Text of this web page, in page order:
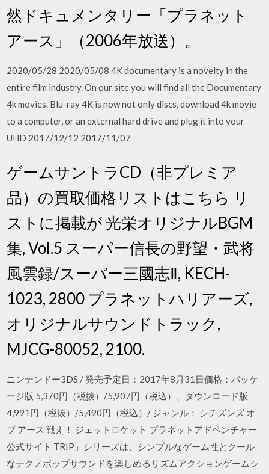
然ドキュメンタリー「プラネット
アース」（2006年放送）。
2020/05/28 2020/05/08 4K documentary is a novelty in the
entire film industry. On our site you will find all the Documentary
4k movies. Blu-ray 4K is now not only discs, download 4k movie
to a computer, or an external hard drive and plug it into your
UHD 2017/12/12 2017/11/07
ゲームサントラCD（非プレミア
品）の買取価格リストはこちら リ
ストに掲載が 光栄オリジナルBGM
集, Vol.5 スーパー信長の野望・武将
風雲録/スーパー三國志Ⅱ, KECH-
1023, 2800 プラネットハリアーズ,
オリジナルサウンドトラック,
MJCG-80052, 2100.
ニンテンドー3DS / 発売予定日：2017年8月31日価格：パッケ
ージ版 5,370円（税抜）/5,907円（税込）、ダウンロード版
4,991円（税抜）/5,490円（税込）/ ジャンル： シチズンズ オ
ブ アース 戦え！ ジェットロケット プラネットアドベンチャー
公式サイト TRIP」シリーズは、シンプルなゲーム性とクール
なテクノポップサウンドを楽しめるリズムアクションゲームシ